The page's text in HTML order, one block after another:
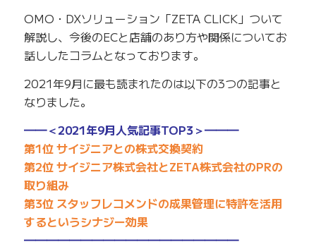
OMO・DXソリューション「ZETA CLICK」ついて
解説し、今後のECと店舗のあり方や関係についてお
話ししたコラムとなっております。
2021年9月に最も読まれたのは以下の3つの記事と
なりました。
━━＜2021年9月人気記事TOP3＞━━━
第1位 サイジニアとの株式交換契約
第2位 サイジニア株式会社とZETA株式会社のPRの
取り組み
第3位 スタッフレコメンドの成果管理に特許を活用
するというシナジー効果
━━━━━━━━━━━━━━━━━━━